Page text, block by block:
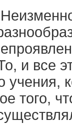
и все
учения,
того,